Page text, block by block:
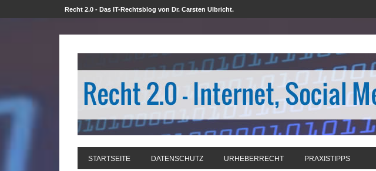
Recht 2.0 - Das IT-Rechtsblog von Dr. Carsten Ulbricht.
STARTSEITE DATENSCHUTZ URHEBERRECHT PRAXISTIPPS